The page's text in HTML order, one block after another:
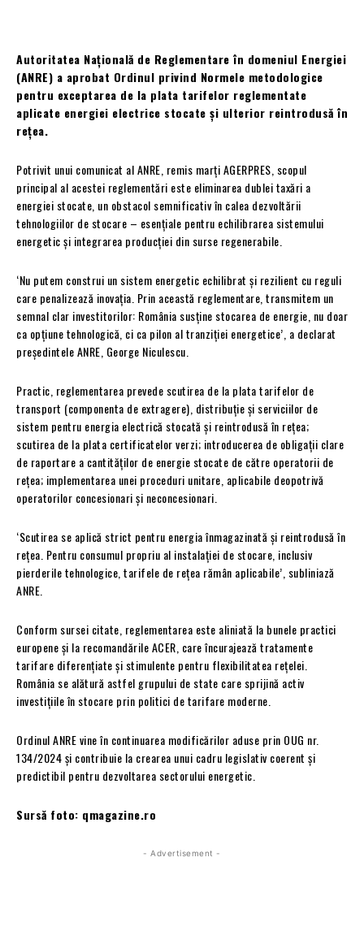
Autoritatea Națională de Reglementare în domeniul Energiei
(ANRE) a aprobat Ordinul privind Normele metodologice
pentru exceptarea de la plata tarifelor reglementate
aplicate energiei electrice stocate și ulterior reintrodusă în
rețea.
Potrivit unui comunicat al ANRE, remis marți AGERPRES, scopul
principal al acestei reglementări este eliminarea dublei taxări a
energiei stocate, un obstacol semnificativ în calea dezvoltării
tehnologiilor de stocare – esențiale pentru echilibrarea sistemului
energetic și integrarea producției din surse regenerabile.
‘Nu putem construi un sistem energetic echilibrat și rezilient cu reguli
care penalizează inovația. Prin această reglementare, transmitem un
semnal clar investitorilor: România susține stocarea de energie, nu doar
ca opțiune tehnologică, ci ca pilon al tranziției energetice’, a declarat
președintele ANRE, George Niculescu.
Practic, reglementarea prevede scutirea de la plata tarifelor de
transport (componenta de extragere), distribuție și serviciilor de
sistem pentru energia electrică stocată și reintrodusă în rețea;
scutirea de la plata certificatelor verzi; introducerea de obligații clare
de raportare a cantităților de energie stocate de către operatorii de
rețea; implementarea unei proceduri unitare, aplicabile deopotrivă
operatorilor concesionari și neconcesionari.
‘Scutirea se aplică strict pentru energia înmagazinată și reintrodusă în
rețea. Pentru consumul propriu al instalației de stocare, inclusiv
pierderile tehnologice, tarifele de rețea rămân aplicabile’, subliniază
ANRE.
Conform sursei citate, reglementarea este aliniată la bunele practici
europene și la recomandările ACER, care încurajează tratamente
tarifare diferențiate și stimulente pentru flexibilitatea rețelei.
România se alătură astfel grupului de state care sprijină activ
investițiile în stocare prin politici de tarifare moderne.
Ordinul ANRE vine în continuarea modificărilor aduse prin OUG nr.
134/2024 și contribuie la crearea unui cadru legislativ coerent și
predictibil pentru dezvoltarea sectorului energetic.
Sursă foto: qmagazine.ro
- Advertisement -